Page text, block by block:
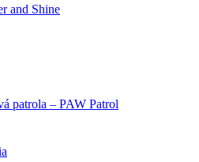
and Shine
patrola – PAW Patrol